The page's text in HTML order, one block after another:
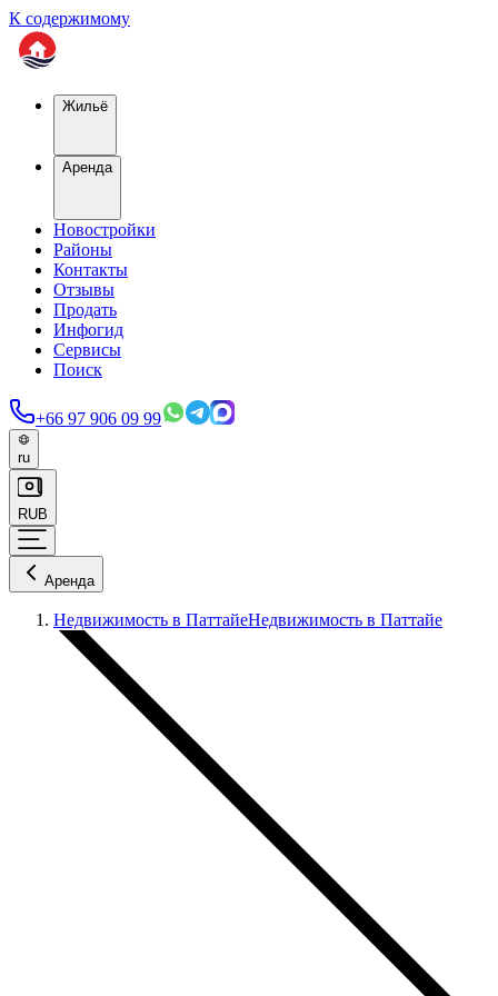
К содержимому
Жильё
Аренда
Новостройки
Районы
Контакты
Отзывы
Продать
Инфогид
Сервисы
Поиск
+66 97 906 09 99
ru
RUB
Аренда
Недвижимость в ПаттайеНедвижимость в Паттайе